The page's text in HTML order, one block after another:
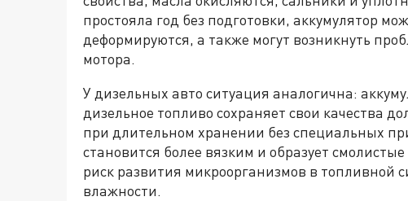
простояла год без подготовки, аккумулятор
деформируются, а также могут возникнуть
мотора.
У дизельных авто ситуация аналогична:
дизельное топливо сохраняет свои качества
при длительном хранении без специальных
становится более вязким и образует
риск развития микроорганизмов в топливной
влажности.